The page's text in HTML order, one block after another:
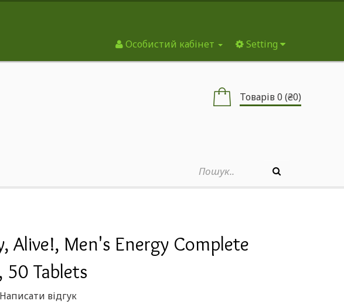
Особистий кабінет
Setting
Товарів 0 (₴0)
Alive!, Men's Energy Complete
Tablets
Написати відгук